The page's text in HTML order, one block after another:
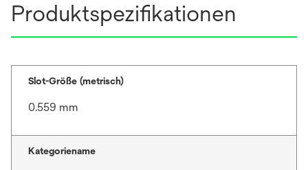
Produktspezifikationen
Slot-Größe (metrisch)
0.559 mm
Kategoriename